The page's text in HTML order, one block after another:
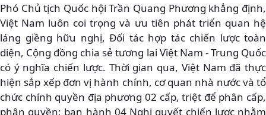
Phó Chủ tịch Quốc hội Trần Quang Phương khẳng định,
Việt Nam luôn coi trọng và ưu tiên phát triển quan hệ
láng giềng hữu nghị, Đối tác hợp tác chiến lược toàn
diện, Cộng đồng chia sẻ tương lai Việt Nam - Trung Quốc
có ý nghĩa chiến lược. Thời gian qua, Việt Nam đã thực
hiện sắp xếp đơn vị hành chính, cơ quan nhà nước và tổ
chức chính quyền địa phương 02 cấp, triệt để phân cấp,
phân quyền; ban hành 04 Nghị quyết chiến lược nhằm